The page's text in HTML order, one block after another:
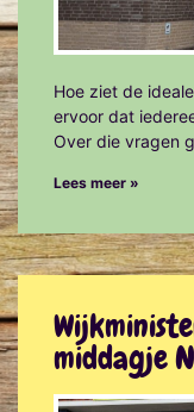
Hoe ziet de
ervoor dat
Over die vragen
Lees meer »
middagje